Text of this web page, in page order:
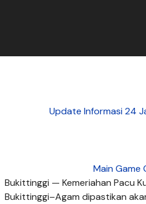
Update Informasi 24
Main Game
Bukittinggi — Kemeriahan Pacu
Bukittinggi–Agam dipastikan